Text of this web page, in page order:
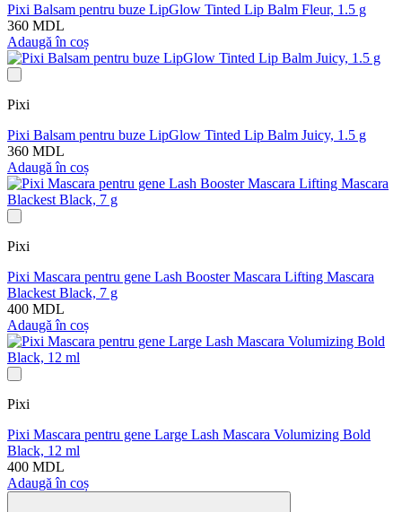
Pixi Balsam pentru buze LipGlow Tinted Lip Balm Fleur, 1.5 g
360 MDL
Adaugă în coș
Pixi
Pixi Balsam pentru buze LipGlow Tinted Lip Balm Juicy, 1.5 g
360 MDL
Adaugă în coș
Pixi
Pixi Mascara pentru gene Lash Booster Mascara Lifting Mascara
Blackest Black, 7 g
400 MDL
Adaugă în coș
Pixi
Pixi Mascara pentru gene Large Lash Mascara Volumizing Bold
Black, 12 ml
400 MDL
Adaugă în coș